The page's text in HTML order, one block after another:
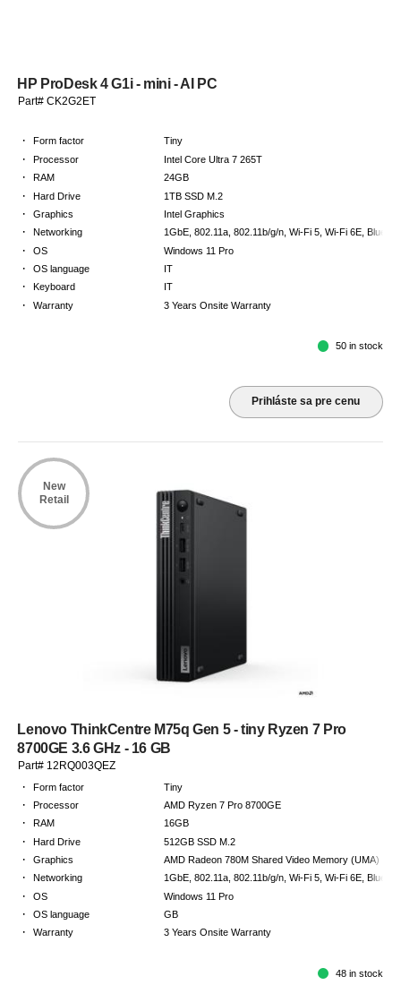
HP ProDesk 4 G1i - mini - AI PC
Part# CK2G2ET
· Form factor Tiny
· Processor Intel Core Ultra 7 265T
· RAM 24GB
· Hard Drive 1TB SSD M.2
· Graphics Intel Graphics
· Networking 1GbE, 802.11a, 802.11b/g/n, Wi-Fi 5, Wi-Fi 6E,
· OS Windows 11 Pro
· OS language IT
· Keyboard IT
· Warranty 3 Years Onsite Warranty
50 in stock
Prihláste sa pre cenu
New
Retail
Lenovo ThinkCentre M75q Gen 5 - tiny Ryzen 7 Pro
8700GE 3.6 GHz - 16 GB
Part# 12RQ003QEZ
· Form factor Tiny
· Processor AMD Ryzen 7 Pro 8700GE
· RAM 16GB
· Hard Drive 512GB SSD M.2
· Graphics AMD Radeon 780M Shared Video Memory (UMA)
· Networking 1GbE, 802.11a, 802.11b/g/n, Wi-Fi 5, Wi-Fi 6E,
· OS Windows 11 Pro
· OS language GB
· Warranty 3 Years Onsite Warranty
48 in stock